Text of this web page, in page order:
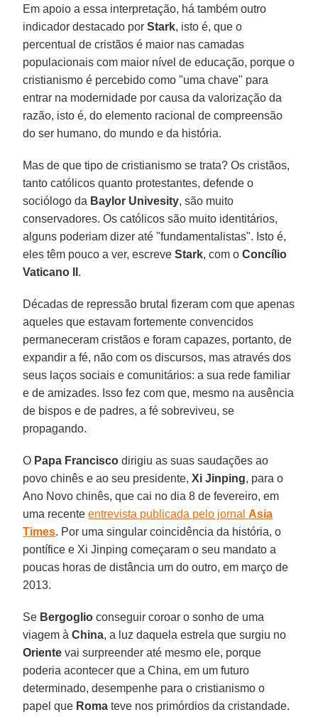
Em apoio a essa interpretação, há também outro
indicador destacado porStark, isto é, que o
percentual de cristãos é maior nas camadas
populacionais com maior nível de educação, porque o
cristianismo é percebido como "uma chave" para
entrar na modernidade por causa da valorização da
razão, isto é, do elemento racional de compreensão
do ser humano, do mundo e da história.
Mas de que tipo de cristianismo se trata? Os cristãos,
tanto católicos quanto protestantes, defende o
sociólogo da Baylor Univesity, são muito
conservadores. Os católicos são muito identitários,
alguns poderiam dizer até "fundamentalistas". Isto é,
eles têm pouco a ver, escreveStark, com oConcílio
Vaticano II .
Décadas de repressão brutal fizeram com que apenas
aqueles que estavam fortemente convencidos
permaneceram cristãos e foram capazes, portanto, de
expandir a fé, não com os discursos, mas através dos
seus laços sociais e comunitários: a sua rede familiar
e de amizades. Isso fez com que, mesmo na ausência
de bispos e de padres, a fé sobreviveu, se
propagando.
O Papa Francisco dirigiu as suas saudações ao
povo chinês e ao seu presidente,Xi Jinping, para o
Ano Novo chinês, que cai no dia 8 de fevereiro, em
uma recenteentrevista publicada pelo jornalAsia
Times. Por uma singular coincidência da história, o
pontífice e Xi Jinping começaram o seu mandato a
poucas horas de distância um do outro, em março de
2013.
Se Bergoglio conseguir coroar o sonho de uma
viagem àChina, a luz daquela estrela que surgiu no
Oriente vai surpreender até mesmo ele, porque
poderia acontecer que a China, em um futuro
determinado, desempenhe para o cristianismo o
papel que Roma teve nos primórdios da cristandade.